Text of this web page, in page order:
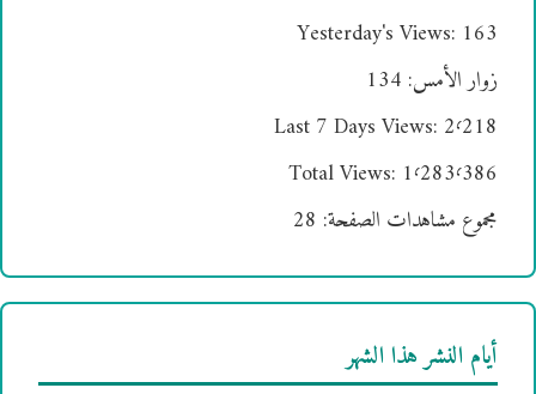
Yesterday's Views: 163
زوار الأمس: 134
Last 7 Days Views: 2٬218
Total Views: 1٬283٬386
مجموع مشاهدات الصفحة: 28
أيام النشر هذا الشهر